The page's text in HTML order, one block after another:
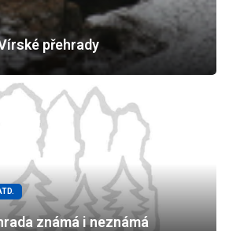
přehrady
známá i neznámá